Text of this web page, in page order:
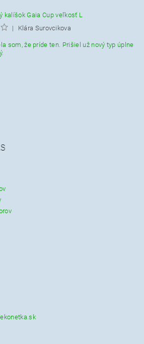
kalíšok Gaia Cup veľkosť L
|
Klára Surovcikova
som, že príde ten. Prišiel už nový typ úplne